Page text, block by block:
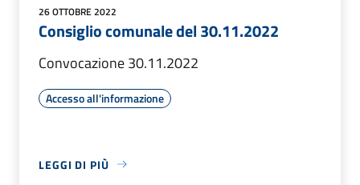
26 OTTOBRE 2022
Consiglio comunale del 30.11.2022
Convocazione 30.11.2022
Accesso all'informazione
LEGGI DI PIÙ